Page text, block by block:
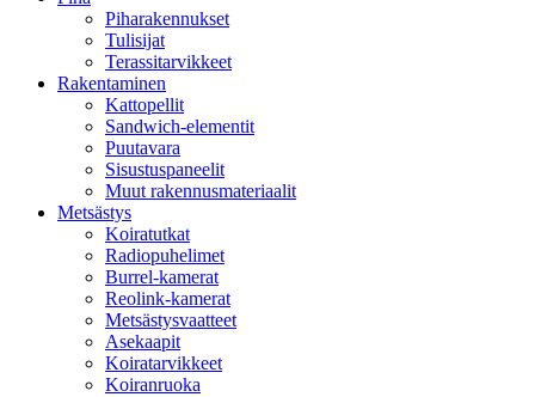
Piharakennukset
Tulisijat
Terassitarvikkeet
Rakentaminen
Kattopellit
Sandwich-elementit
Puutavara
Sisustuspaneelit
Muut rakennusmateriaalit
Metsästys
Koiratutkat
Radiopuhelimet
Burrel-kamerat
Reolink-kamerat
Metsästysvaatteet
Asekaapit
Koiratarvikkeet
Koiranruoka